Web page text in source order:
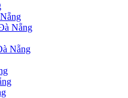
Nẵng
Nẵng